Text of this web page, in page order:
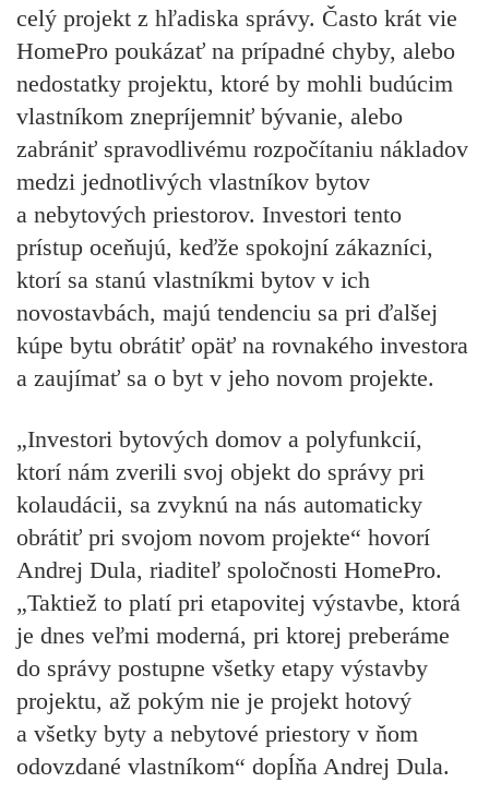
celý projekt z hľadiska správy. Často krát vie
HomePro poukázať na prípadné chyby, alebo
nedostatky projektu, ktoré by mohli budúcim
vlastníkom znepríjemniť bývanie, alebo
zabrániť spravodlivému rozpočítaniu nákladov
medzi jednotlivých vlastníkov bytov
a nebytových priestorov. Investori tento
prístup oceňujú, keďže spokojní zákazníci,
ktorí sa stanú vlastníkmi bytov v ich
novostavbách, majú tendenciu sa pri ďalšej
kúpe bytu obrátiť opäť na rovnakého investora
a zaujímať sa o byt v jeho novom projekte.
„Investori bytových domov a polyfunkcií,
ktorí nám zverili svoj objekt do správy pri
kolaudácii, sa zvyknú na nás automaticky
obrátiť pri svojom novom projekte“ hovorí
Andrej Dula, riaditeľ spoločnosti HomePro.
„Taktiež to platí pri etapovitej výstavbe, ktorá
je dnes veľmi moderná, pri ktorej preberáme
do správy postupne všetky etapy výstavby
projektu, až pokým nie je projekt hotový
a všetky byty a nebytové priestory v ňom
odovzdané vlastníkom“ dopĺňa Andrej Dula.